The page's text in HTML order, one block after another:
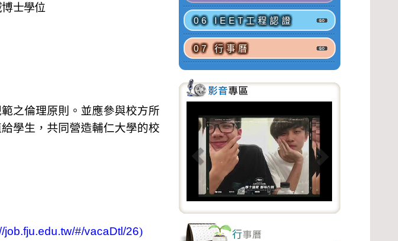
士學位
之倫理原則。並應參與校方所
學生，共同營造輔仁大學的校
job.fju.edu.tw/#/vacaDtl/26)
06 IEET工程認證
07 行事曆
u
s